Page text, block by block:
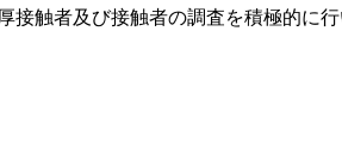
接触者及び接触者の調査を積極的に